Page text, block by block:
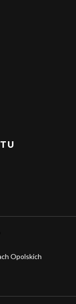
Opolskich